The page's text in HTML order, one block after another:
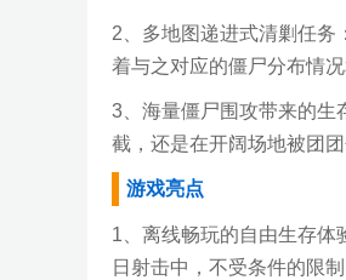
2、多地图递进式清剿任务
着与之对应的僵尸分布情
3、海量僵尸围攻带来的生
截，还是在开阔场地被团
游戏亮点
1、离线畅玩的自由生存体
日射击中，不受条件的限